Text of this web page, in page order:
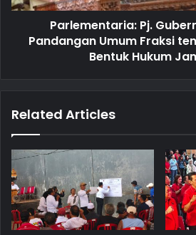
Parlementaria: Pj.
Pandangan Umum Fraksi
Bentuk Hukum
Related Articles